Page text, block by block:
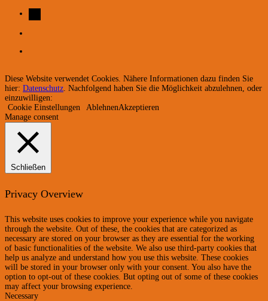
Diese Website verwendet Cookies. Nähere Informationen dazu finden Sie
hier: Datenschutz . Nachfolgend haben Sie die Möglichkeit abzulehnen, oder
einzuwilligen:
Cookie Einstellungen
AblehnenAkzeptieren
Manage consent
Schließen
Privacy Overview
This website uses cookies to improve your experience while you navigate
through the website. Out of these, the cookies that are categorized as
necessary are stored on your browser as they are essential for the working
of basic functionalities of the website. We also use third-party cookies that
help us analyze and understand how you use this website. These cookies
will be stored in your browser only with your consent. You also have the
option to opt-out of these cookies. But opting out of some of these cookies
may affect your browsing experience.
Necessary